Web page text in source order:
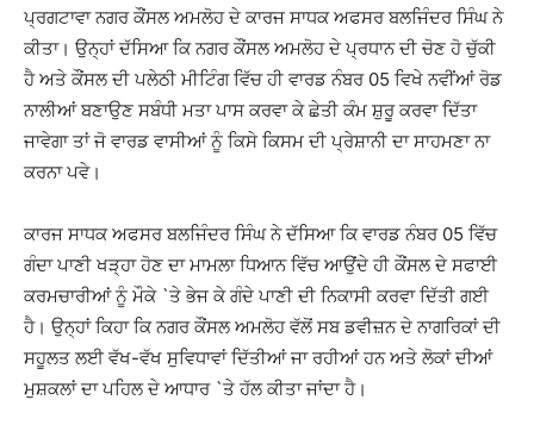
ਪ੍ਰਗਟਾਵਾ ਨਗਰ ਕੌਂਸਲ ਅਮਲੋਹ ਦੇ ਕਾਰਜ ਸਾਧਕ ਅਫਸਰ ਬਲਜਿੰਦਰ ਸਿੰਘ ਨੇ
ਕੀਤਾ। ਉਨ੍ਹਾਂ ਦੱਸਿਆ ਕਿ ਨਗਰ ਕੌਂਸਲ ਅਮਲੋਹ ਦੇ ਪ੍ਰਧਾਨ ਦੀ ਚੋਣ ਹੋ ਚੁੱਕੀ
ਹੈ ਅਤੇ ਕੌਂਸਲ ਦੀ ਪਲੇਠੀ ਮੀਟਿੰਗ ਵਿੱਚ ਹੀ ਵਾਰਡ ਨੰਬਰ 05 ਵਿਖੇ ਨਵੀਂਆਂ ਰੋਡ
ਨਾਲੀਆਂ ਬਣਾਉਣ ਸਬੰਧੀ ਮਤਾ ਪਾਸ ਕਰਵਾ ਕੇ ਛੇਤੀ ਕੰਮ ਸ਼ੁਰੂ ਕਰਵਾ ਦਿੱਤਾ
ਜਾਵੇਗਾ ਤਾਂ ਜੋ ਵਾਰਡ ਵਾਸੀਆਂ ਨੂੰ ਕਿਸੇ ਕਿਸਮ ਦੀ ਪ੍ਰੇਸ਼ਾਨੀ ਦਾ ਸਾਹਮਣਾ ਨਾ
ਕਰਨਾ ਪਵੇ।
ਕਾਰਜ ਸਾਧਕ ਅਫਸਰ ਬਲਜਿੰਦਰ ਸਿੰਘ ਨੇ ਦੱਸਿਆ ਕਿ ਵਾਰਡ ਨੰਬਰ 05 ਵਿੱਚ
ਗੰਦਾ ਪਾਣੀ ਖੜ੍ਹਾ ਹੋਣ ਦਾ ਮਾਮਲਾ ਧਿਆਨ ਵਿੱਚ ਆਉਂਦੇ ਹੀ ਕੌਂਸਲ ਦੇ ਸਫਾਈ
ਕਰਮਚਾਰੀਆਂ ਨੂੰ ਮੌਕੇ `ਤੇ ਭੇਜ ਕੇ ਗੰਦੇ ਪਾਣੀ ਦੀ ਨਿਕਾਸੀ ਕਰਵਾ ਦਿੱਤੀ ਗਈ
ਹੈ। ਉਨ੍ਹਾਂ ਕਿਹਾ ਕਿ ਨਗਰ ਕੌਂਸਲ ਅਮਲੋਹ ਵੱਲੋਂ ਸਬ ਡਵੀਜ਼ਨ ਦੇ ਨਾਗਰਿਕਾਂ ਦੀ
ਸਹੂਲਤ ਲਈ ਵੱਖ-ਵੱਖ ਸੁਵਿਧਾਵਾਂ ਦਿੱਤੀਆਂ ਜਾ ਰਹੀਆਂ ਹਨ ਅਤੇ ਲੋਕਾਂ ਦੀਆਂ
ਮੁਸ਼ਕਲਾਂ ਦਾ ਪਹਿਲ ਦੇ ਆਧਾਰ `ਤੇ ਹੱਲ ਕੀਤਾ ਜਾਂਦਾ ਹੈ।